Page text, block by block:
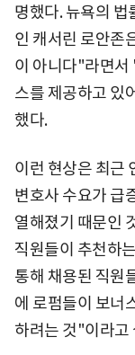
명했다. 뉴욕의 법
인 캐서린 로안존
이 아니다"라면서
스를 제공하고 있
했다.
이런 현상은 최근
변호사 수요가 급
열해졌기 때문인
직원들이 추천하
통해 채용된 직원
에 로펌들이 보너
하려는 것"이라고